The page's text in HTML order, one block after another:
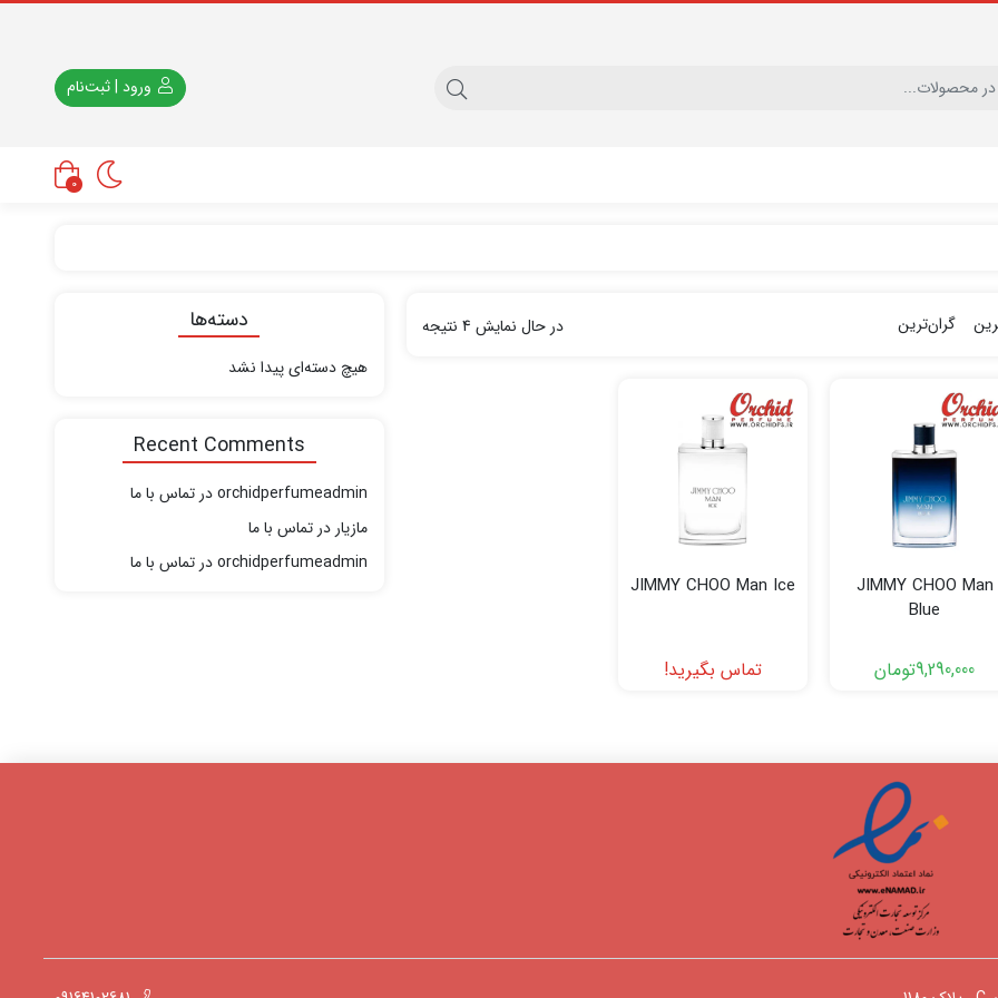
ورود | ثبت‌نام
0
گران‌ترین در حال نمایش 4 نتیجه
JIMMY CHOO Man
Blue
9,290,000تومان
JIMMY CHOO Man Ice
تماس بگیرید!
دسته‌ها
هیچ دسته‌ای پیدا نشد
Recent Comments
orchidperfumeadminدر تماس با ما
مازیار در تماس با ما
orchidperfumeadminدر تماس با ما